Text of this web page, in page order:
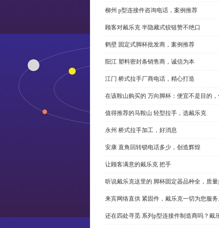
柳州 p型连接件咨询电话，案例推荐
顾客对戴乐克 半隐藏式铰链赞不绝口
鹤壁 固定式脚杯批发商，案例推荐
阳江 塑料密封条销售商，诚信为本
江门 桥式拉手厂商电话，精心打造
在该鞍山购买的 万向脚杯：便宜不是目的
值得推荐的马鞍山 轻型拉手，选戴乐克
永州 桥式拉手加工，好消息
安康 直角回转锁电话多少，创造辉煌
让顾客满意的戴乐克 把手
听说戴乐克这里的 脚杯固定器品种全，质
来宾网络直供 紧固件，戴乐克一切为您服
还在四处寻觅 系列p型连接件制造商吗？戴